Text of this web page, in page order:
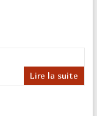
Lire la suite